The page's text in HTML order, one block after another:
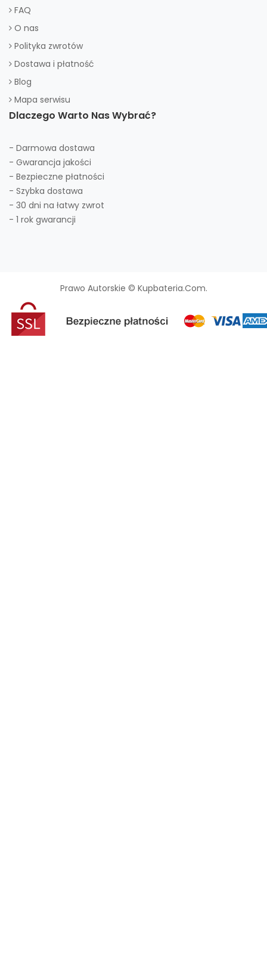
FAQ
O nas
Polityka zwrotów
Dostawa i płatność
Blog
Mapa serwisu
Dlaczego Warto Nas Wybrać?
- Darmowa dostawa
- Gwarancja jakości
- Bezpieczne płatności
- Szybka dostawa
- 30 dni na łatwy zwrot
- 1 rok gwarancji
Prawo Autorskie © Kupbateria.com.